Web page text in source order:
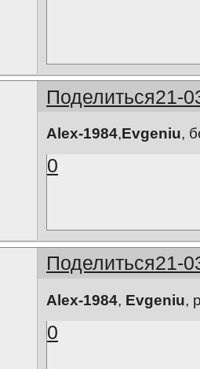
Поделиться21-
Alex-1984,Evgeniu,
0
Поделиться21-
Alex-1984, Evgeniu,
0